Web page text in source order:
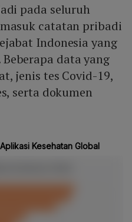
pada seluruh
catatan pribadi
Indonesia yang
data yang
jenis tes Covid-19,
serta dokumen